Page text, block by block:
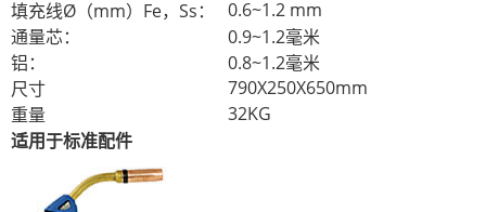
填充线Ø（mm）Fe，Ss：
0.6~1.2 mm
通量芯：
0.9~1.2毫米
铝：
0.8~1.2毫米
尺寸
790X250X650mm
重量
32KG
适用于标准配件